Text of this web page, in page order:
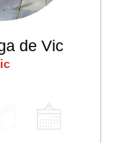
de Vic